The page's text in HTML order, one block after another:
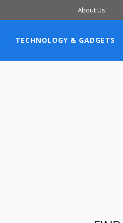
About Us
TECHNOLOGY & GADGETS